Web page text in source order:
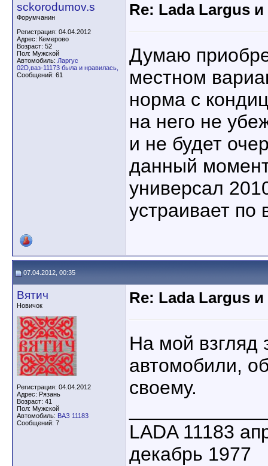
sckorodumov.s
Форумчанин
Регистрация: 04.04.2012
Адрес: Кемерово
Возраст: 52
Пол: Мужской
Автомобиль: Ларгус
02D,ваз-11173 была и нравилась,
Сообщений: 61
Re: Lada Largus
Думаю
местном
норма с
на него не
и не будет
данный
универсал
устраивает
07.04.2012, 00:35
Вятич
Новичок
Регистрация: 04.04.2012
Адрес: Рязань
Возраст: 41
Пол: Мужской
Автомобиль: ВАЗ 11183
Сообщений: 7
Re: Lada Largus
На мой взгляд
автомобили,
своему.
LADA 11183
декабрь 1977